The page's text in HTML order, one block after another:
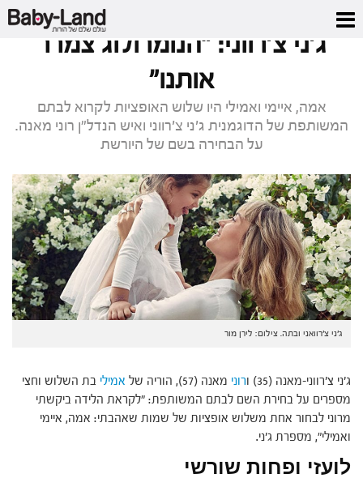
דף הבית ג'ני צ'רווני: "הנומרולוג צמרר אותנו"
ג'ני צ'רווני: "הנומרולוג צמרר
אותנו"
אמה, איימי ואמילי היו שלוש האופציות לקרוא לבתם
המשותפת של הדוגמנית ג'ני צ'רווני ואיש הנדל"ן רוני מאנה.
על הבחירה בשם של היורשת
ג'ני צ'רוואני ובתה. צילום: לירן מור
ג'ני צ'רווני-מאנה (35) ו רוני מאנה (57), הוריה של אמילי בת השלוש וחצי
מספרים על בחירת השם לבתם המשותפת: "לקראת הלידה ביקשתי
מרוני לבחור אחת משלוש אופציות של שמות שאהבתי: אמה, איימי
ואמילי", מספרת ג'ני.
לועזי ופחות שורשי